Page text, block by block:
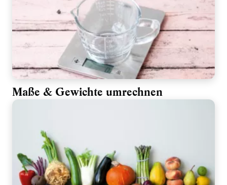
Maße & Gewichte umrechnen